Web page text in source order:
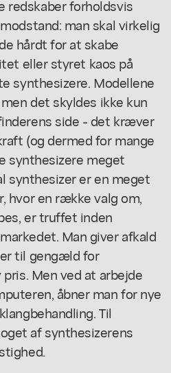
redskaber forholdsvis
man skal virkelig
hårdt for at skabe
eller styret kaos på
synthesizere. Modellene
det skyldes ikke kun
side - det kræver
(og dermed for mange
synthesizere meget
synthesizer er en meget
hvor en række valg om,
er truffet inden
Man giver afkald
til gengæld for
Men ved at arbejde
åbner man for nye
Til
af synthesizerens